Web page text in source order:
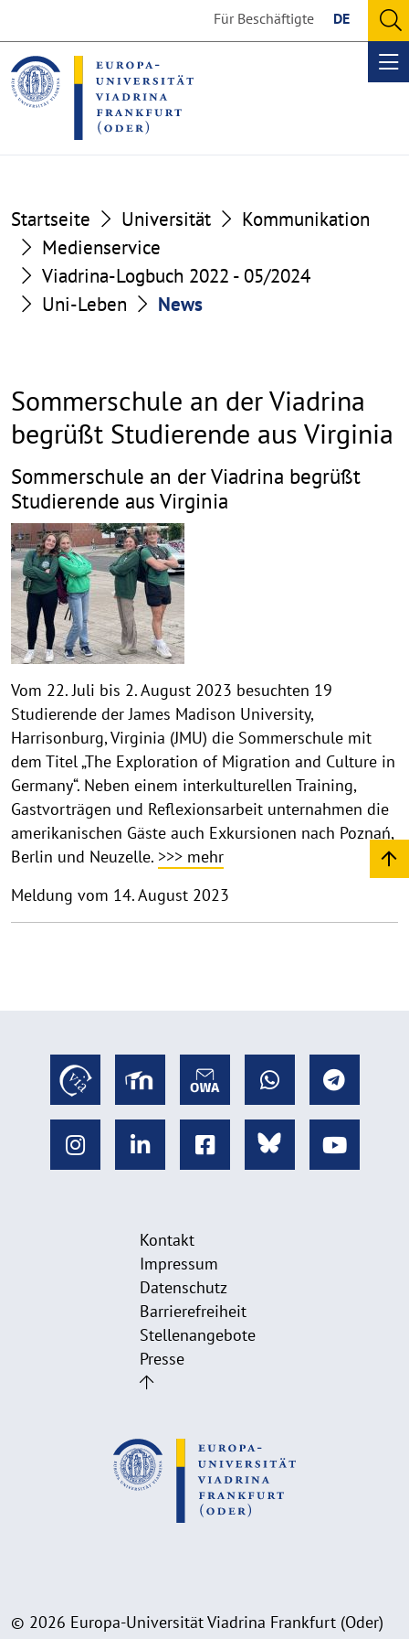
the
content
section
the
footer
section
Für Beschäftigte DE
Startseite Universität
Kommunikation
Medienservice
Viadrina-Logbuch 2022 - 05/2024
Uni-Leben
News
Sommerschule an der Viadrina
begrüßt Studierende aus Virginia
Sommerschule an der Viadrina begrüßt
Studierende aus Virginia
Vom 22. Juli bis 2. August 2023 besuchten 19
Studierende der James Madison University,
Harrisonburg, Virginia (JMU) die Sommerschule mit
dem Titel „The Exploration of Migration and Culture in
Germany“. Neben einem interkulturellen Training,
Gastvorträgen und Reflexionsarbeit unternahmen die
amerikanischen Gäste auch Exkursionen nach Poznań,
Berlin und Neuzelle. >>> mehr
Meldung vom 14. August 2023
Kontakt
Impressum
Datenschutz
Barrierefreiheit
Stellenangebote
Presse
© 2026 Europa-Universität Viadrina Frankfurt (Oder)